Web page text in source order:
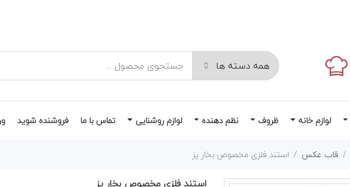
لوازم خانه ظروف نظم دهنده لوازم روشنایی تماس با ما فروشنده شوید
قاب عکس استند فلزی مخصوص بخار پز
استند فلزی مخصوص بخار پز